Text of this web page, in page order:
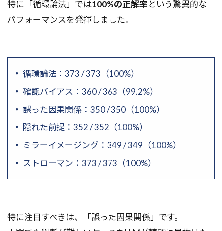
特に「循環論法」では100%の正解率という驚異的な
パフォーマンスを発揮しました。
循環論法：373 / 373（100%）
確認バイアス：360 / 363（99.2%）
誤った因果関係：350 / 350（100%）
隠れた前提：352 / 352（100%）
ミラーイメージング：349 / 349（100%）
ストローマン：373 / 373（100%）
特に注目すべきは、「誤った因果関係」です。